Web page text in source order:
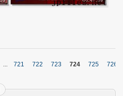
... 721 722 723 724 725
726